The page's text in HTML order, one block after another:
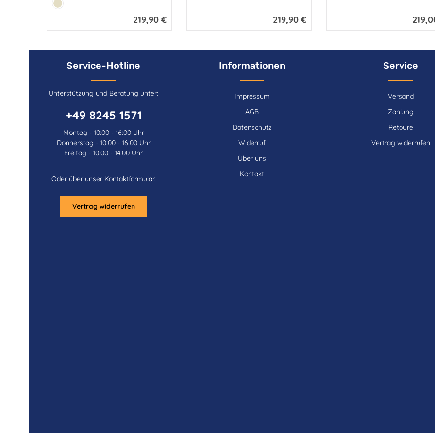
Farbe:
Beige
Regulärer Preis:
219,90 € Regulärer Preis:
219,90 €
Service-Hotline
Unterstützung und Beratung unter:
+49 8245 1571
Montag - 10:00 - 16:00 Uhr
Donnerstag - 10:00 - 16:00 Uhr
Freitag - 10:00 - 14:00 Uhr
Oder über unser Kontaktformular.
Vertrag widerrufen
Informationen
Impressum
AGB
Datenschutz
Widerruf
Über uns
Kontakt
Service
Versand
Zahlung
Retoure
Vertrag widerrufen